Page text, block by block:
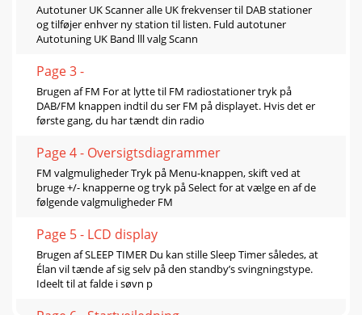
Autotuner UK Scanner alle UK frekvenser til DAB stationer
og tilføjer enhver ny station til listen. Fuld autotuner
Autotuning UK Band lll valg Scann
Page 3 -
Brugen af FM For at lytte til FM radiostationer tryk på
DAB/FM knappen indtil du ser FM på displayet. Hvis det er
første gang, du har tændt din radio
Page 4 - Oversigtsdiagrammer
FM valgmuligheder Tryk på Menu-knappen, skift ved at
bruge +/- knapperne og tryk på Select for at vælge en af de
følgende valgmuligheder FM
Page 5 - LCD display
Brugen af SLEEP TIMER Du kan stille Sleep Timer således, at
Élan vil tænde af sig selv på den standby’s svingningstype.
Ideelt til at falde i søvn p